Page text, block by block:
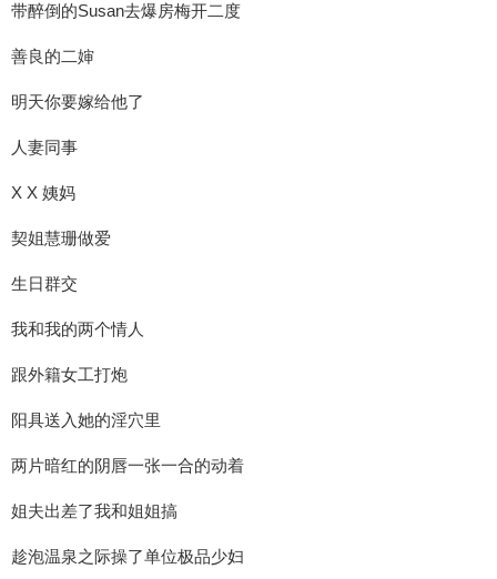
带醉倒的Susan去爆房梅开二度
善良的二婶
明天你要嫁给他了
人妻同事
X X 姨妈
契姐慧珊做爱
生日群交
我和我的两个情人
跟外籍女工打炮
阳具送入她的淫穴里
两片暗红的阴唇一张一合的动着
姐夫出差了我和姐姐搞
趁泡温泉之际操了单位极品少妇